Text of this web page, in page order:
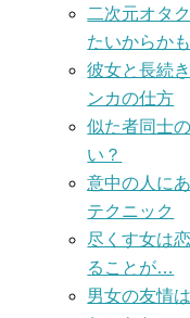
二次元オタ
たいからかも
彼女と長続
ンカの仕方
似た者同士
い？
意中の人に
テクニック
尽くす女は
ることが…
男女の友情